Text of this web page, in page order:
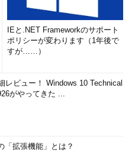
IEと.NET Frameworkのサポート
ポリシーが変わります（1年後で
すが……）
レビュー！ Windows 10 Technical
がやってきた ...
「拡張機能」とは？